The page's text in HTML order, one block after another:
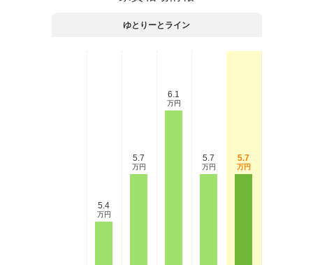
ゆとりーとライン
5.4
万円
5.7
万円
6.1
万円
5.7
万円
5.7
万円